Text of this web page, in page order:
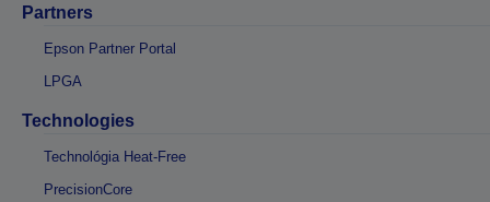
Partners
Epson Partner Portal
LPGA
Technologies
Technológia Heat-Free
PrecisionCore